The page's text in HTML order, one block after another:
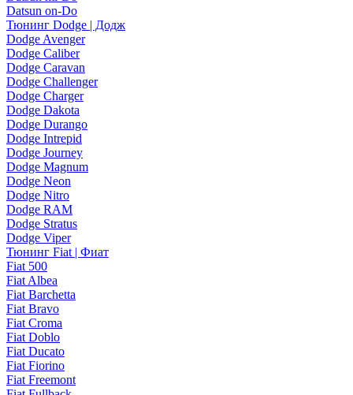
Datsun on-Do
Тюнинг Dodge | Додж
Dodge Avenger
Dodge Caliber
Dodge Caravan
Dodge Challenger
Dodge Charger
Dodge Dakota
Dodge Durango
Dodge Intrepid
Dodge Journey
Dodge Magnum
Dodge Neon
Dodge Nitro
Dodge RAM
Dodge Stratus
Dodge Viper
Тюнинг Fiat | Фиат
Fiat 500
Fiat Albea
Fiat Barchetta
Fiat Bravo
Fiat Croma
Fiat Doblo
Fiat Ducato
Fiat Fiorino
Fiat Freemont